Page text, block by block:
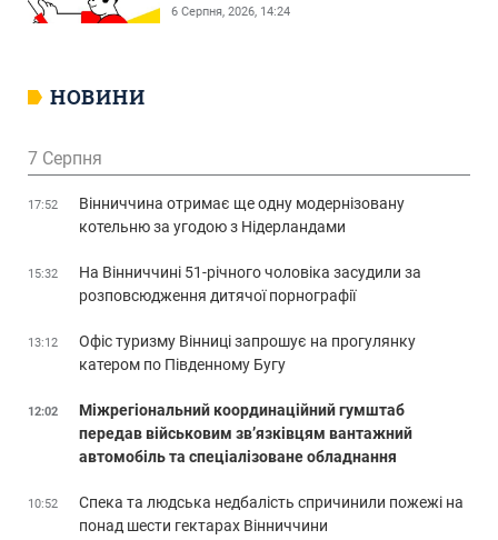
6 Серпня, 2026, 14:24
НОВИНИ
7 Серпня
17:52
Вінниччина отримає ще одну модернізовану
котельню за угодою з Нідерландами
15:32
На Вінниччині 51-річного чоловіка засудили за
розповсюдження дитячої порнографії
13:12
Офіс туризму Вінниці запрошує на прогулянку
катером по Південному Бугу
12:02
Міжрегіональний координаційний гумштаб
передав військовим зв’язківцям вантажний
автомобіль та спеціалізоване обладнання
10:52
Спека та людська недбалість спричинили пожежі на
понад шести гектарах Вінниччини